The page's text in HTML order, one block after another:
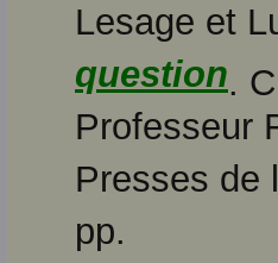
Lesage et
question.
Professeur
Presses
pp.